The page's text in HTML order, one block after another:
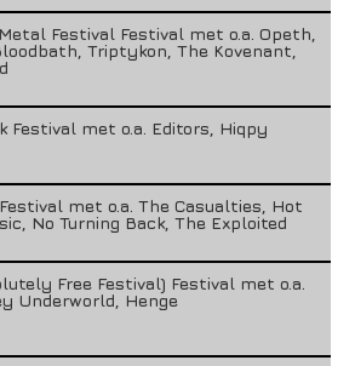
Festival Festival met o.a. Opeth,
Triptykon, The Kovenant,
Festival met o.a. Editors, Hiqpy
met o.a. The Casualties, Hot
No Turning Back, The Exploited
Free Festival) Festival met o.a.
Underworld, Henge